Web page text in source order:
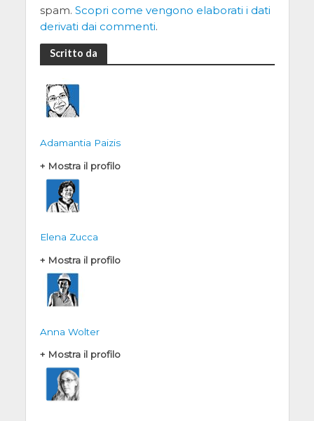
spam. Scopri come vengono elaborati i dati
derivati dai commenti.
Scritto da
Adamantia Paizis
+ Mostra il profilo
Elena Zucca
+ Mostra il profilo
Anna Wolter
+ Mostra il profilo